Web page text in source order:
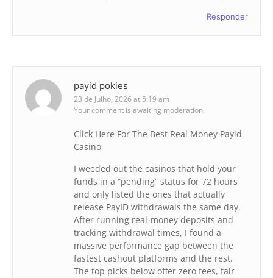
Responder
payid pokies
23 de Julho, 2026 at 5:19 am
Your comment is awaiting moderation.
Click Here For The Best Real Money Payid
Casino
I weeded out the casinos that hold your
funds in a “pending” status for 72 hours
and only listed the ones that actually
release PayID withdrawals the same day.
After running real-money deposits and
tracking withdrawal times, I found a
massive performance gap between the
fastest cashout platforms and the rest.
The top picks below offer zero fees, fair